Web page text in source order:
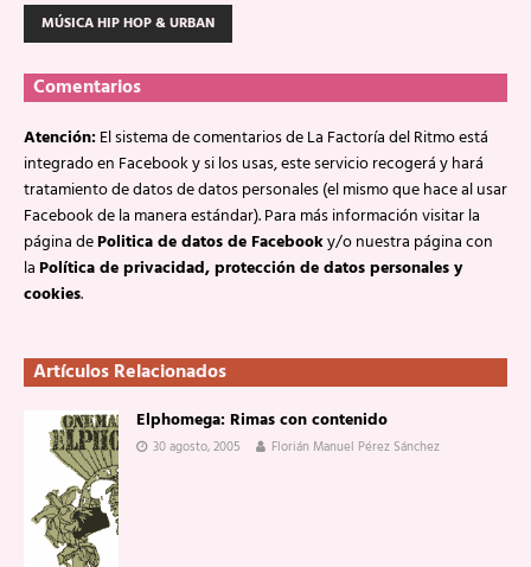
MÚSICA HIP HOP & URBAN
Comentarios
Atención:El sistema de comentarios de La Factoría del Ritmo está
integrado en Facebook y si los usas, este servicio recogerá y hará
tratamiento de datos de datos personales (el mismo que hace al usar
Facebook de la manera estándar). Para más información visitar la
página dePolitica de datos de Facebooky/o nuestra página con
laPolítica de privacidad, protección de datos personales y
cookies.
Artículos Relacionados
Elphomega: Rimas con contenido
30 agosto, 2005 Florián Manuel Pérez Sánchez